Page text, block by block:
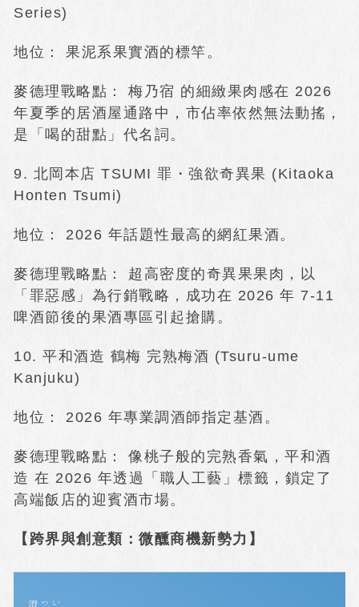
Series)
地位： 果泥系果實酒的標竿。
麥德理戰略點： 梅乃宿 的細緻果肉感在 2026
年夏季的居酒屋通路中，市佔率依然無法動搖，
是「喝的甜點」代名詞。
9. 北岡本店 TSUMI 罪・強欲奇異果 (Kitaoka
Honten Tsumi)
地位： 2026 年話題性最高的網紅果酒。
麥德理戰略點： 超高密度的奇異果果肉，以
「罪惡感」為行銷戰略，成功在 2026 年 7-11
啤酒節後的果酒專區引起搶購。
10. 平和酒造 鶴梅 完熟梅酒 (Tsuru-ume
Kanjuku)
地位： 2026 年專業調酒師指定基酒。
麥德理戰略點： 像桃子般的完熟香氣，平和酒
造 在 2026 年透過「職人工藝」標籤，鎖定了
高端飯店的迎賓酒市場。
【跨界與創意類：微醺商機新勢力】